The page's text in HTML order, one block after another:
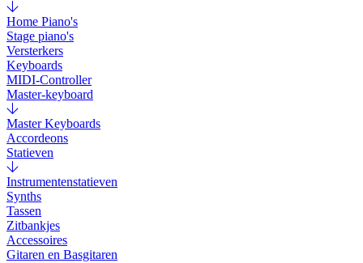
Home Piano's
Stage piano's
Versterkers
Keyboards
MIDI-Controller
Master-keyboard
Master Keyboards
Accordeons
Statieven
Instrumentenstatieven
Synths
Tassen
Zitbankjes
Accessoires
Gitaren en Basgitaren